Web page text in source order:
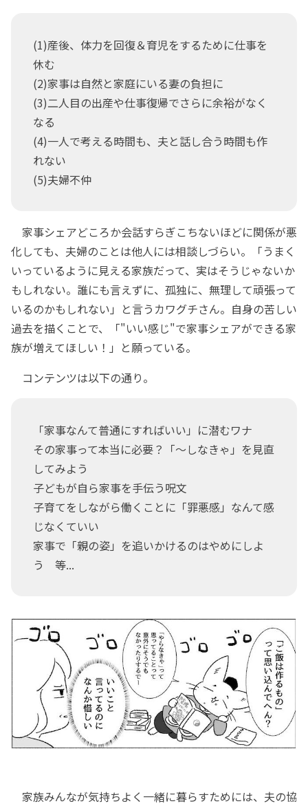
(1)産後、体力を回復＆育児をするために仕事を
休む
(2)家事は自然と家庭にいる妻の負担に
(3)二人目の出産や仕事復帰でさらに余裕がなく
なる
(4)一人で考える時間も、夫と話し合う時間も作
れない
(5)夫婦不仲
家事シェアどころか会話すらぎこちないほどに関係が悪
化しても、夫婦のことは他人には相談しづらい。「うまく
いっているように見える家族だって、実はそうじゃないか
もしれない。誰にも言えずに、孤独に、無理して頑張って
いるのかもしれない」と言うカワグチさん。自身の苦しい
過去を描くことで、「"いい感じ"で家事シェアができる家
族が増えてほしい！」と願っている。
コンテンツは以下の通り。
「家事なんて普通にすればいい」に潜むワナ
その家事って本当に必要？「～しなきゃ」を見直
してみよう
子どもが自ら家事を手伝う呪文
子育てをしながら働くことに「罪悪感」なんて感
じなくていい
家事で「親の姿」を追いかけるのはやめにしよ
う 等...
家族みんなが気持ちよく一緒に暮らすためには、夫の協